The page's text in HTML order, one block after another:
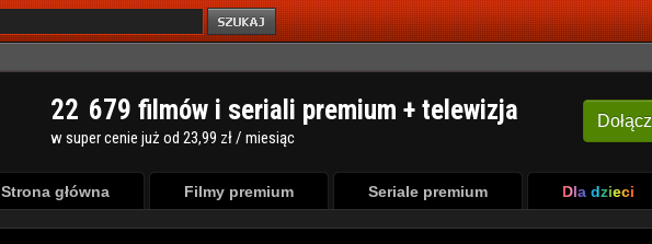
Dołącz
22 679 filmów i seriali premium + telewizja
w super cenie już od 23,99 zł / miesiąc
Strona główna Filmy premium Seriale premium Dla dzieci